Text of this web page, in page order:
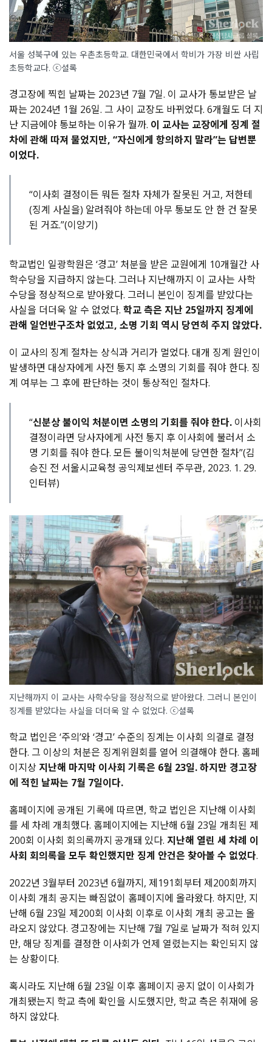
서울 성북구에 있는 우촌초등학교. 대한민국에서 학비가 가장 비싼 사립
초등학교다. ⓒ셜록
경고장에 찍힌 날짜는 2023년 7월 7일. 이 교사가 통보받은 날
짜는 2024년 1월 26일. 그 사이 교장도 바뀌었다. 6개월도 더 지
난 지금에야 통보하는 이유가 뭘까. 이 교사는 교장에게 징계 절
차에 관해 따져 물었지만, “자신에게 항의하지 말라”는 답변뿐
이었다.
“이사회 결정이든 뭐든 절차 자체가 잘못된 거고, 저한테
(징계 사실을) 알려줘야 하는데 아무 통보도 안 한 건 잘못
된 거죠.”(이양기)
학교법인 일광학원은 ‘경고’ 처분을 받은 교원에게 10개월간 사
학수당을 지급하지 않는다. 그러나 지난해까지 이 교사는 사학
수당을 정상적으로 받아왔다. 그러니 본인이 징계를 받았다는
사실을 더더욱 알 수 없었다. 학교 측은 지난 25일까지 징계에
관해 일언반구조차 없었고, 소명 기회 역시 당연히 주지 않았다.
이 교사의 징계 절차는 상식과 거리가 멀었다. 대개 징계 원인이
발생하면 대상자에게 사전 통지 후 소명의 기회를 줘야 한다. 징
계 여부는 그 후에 판단하는 것이 통상적인 절차다.
“신분상 불이익 처분이면 소명의 기회를 줘야 한다. 이사회
결정이라면 당사자에게 사전 통지 후 이사회에 불러서 소
명 기회를 줘야 한다. 모든 불이익처분에 당연한 절차”(김
승진 전 서울시교육청 공익제보센터 주무관, 2023. 1. 29.
인터뷰)
지난해까지 이 교사는 사학수당을 정상적으로 받아왔다. 그러니 본인이
징계를 받았다는 사실을 더더욱 알 수 없었다. ⓒ셜록
학교 법인은 ‘주의’와 ‘경고’ 수준의 징계는 이사회 의결로 결정
한다. 그 이상의 처분은 징계위원회를 열어 의결해야 한다. 홈페
이지상 지난해 마지막 이사회 기록은 6월 23일. 하지만 경고장
에 적힌 날짜는 7월 7일이다.
홈페이지에 공개된 기록에 따르면, 학교 법인은 지난해 이사회
를 세 차례 개최했다. 홈페이지에는 지난해 6월 23일 개최된 제
200회 이사회 회의록까지 공개돼 있다. 지난해 열린 세 차례 이
사회 회의록을 모두 확인했지만 징계 안건은 찾아볼 수 없었다.
2022년 3월부터 2023년 6월까지, 제191회부터 제200회까지
이사회 개최 공지는 빠짐없이 홈페이지에 올라왔다. 하지만, 지
난해 6월 23일 제200회 이사회 이후로 이사회 개최 공고는 올
라오지 않았다. 경고장에는 지난해 7월 7일로 날짜가 적혀 있지
만, 해당 징계를 결정한 이사회가 언제 열렸는지는 확인되지 않
는 상황이다.
혹시라도 지난해 6월 23일 이후 홈페이지 공지 없이 이사회가
개최됐는지 학교 측에 확인을 시도했지만, 학교 측은 취재에 응
하지 않았다.